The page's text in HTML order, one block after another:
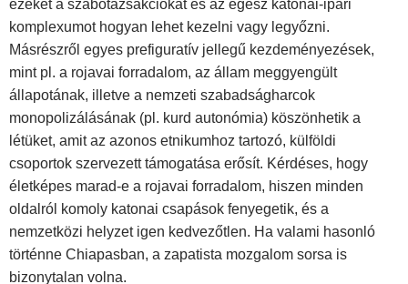
ezeket a szabotázsakciókat és az egész katonai-ipari
komplexumot hogyan lehet kezelni vagy legyőzni.
Másrészről egyes prefiguratív jellegű kezdeményezések,
mint pl. a rojavai forradalom, az állam meggyengült
állapotának, illetve a nemzeti szabadságharcok
monopolizálásának (pl. kurd autonómia) köszönhetik a
létüket, amit az azonos etnikumhoz tartozó, külföldi
csoportok szervezett támogatása erősít. Kérdéses, hogy
életképes marad-e a rojavai forradalom, hiszen minden
oldalról komoly katonai csapások fenyegetik, és a
nemzetközi helyzet igen kedvezőtlen. Ha valami hasonló
történne Chiapasban, a zapatista mozgalom sorsa is
bizonytalan volna.